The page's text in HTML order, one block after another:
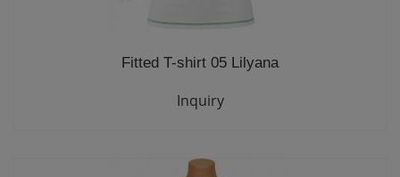
Fitted T-shirt 05 Lilyana
Inquiry